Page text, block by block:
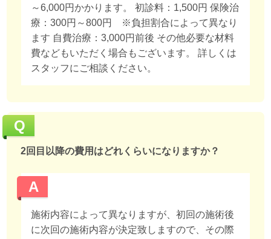
～6,000円かかります。 初診料：1,500円 保険治
療：300円～800円 ※負担割合によって異なり
ます 自費治療：3,000円前後 その他必要な材料
費などもいただく場合もございます。 詳しくは
スタッフにご相談ください。
Q
2回目以降の費用はどれくらいになりますか？
A
施術内容によって異なりますが、初回の施術後
に次回の施術内容が決定致しますので、その際